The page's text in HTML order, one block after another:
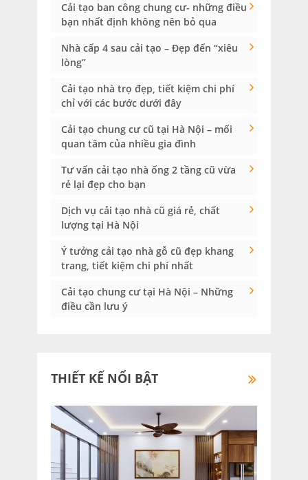
Cải tạo ban công chung cư- những điều
bạn nhất định không nên bỏ qua
Nhà cấp 4 sau cải tạo – Đẹp đến “xiêu
lòng”
Cải tạo nhà trọ đẹp, tiết kiệm chi phí
chỉ với các bước dưới đây
Cải tạo chung cư cũ tại Hà Nội – mối
quan tâm của nhiều gia đình
Tư vấn cải tạo nhà ống 2 tầng cũ vừa
rẻ lại đẹp cho bạn
Dịch vụ cải tạo nhà cũ giá rẻ, chất
lượng tại Hà Nội
Ý tưởng cải tạo nhà gỗ cũ đẹp khang
trang, tiết kiệm chi phí nhất
Cải tạo chung cư tại Hà Nội – Những
điều cần lưu ý
THIẾT KẾ NỔI BẬT